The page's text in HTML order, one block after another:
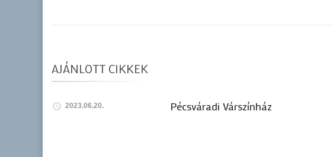
AJÁNLOTT CIKKEK
2023.06.20. Pécsváradi Várszínház